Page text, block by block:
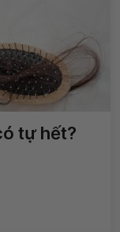
tự hết?